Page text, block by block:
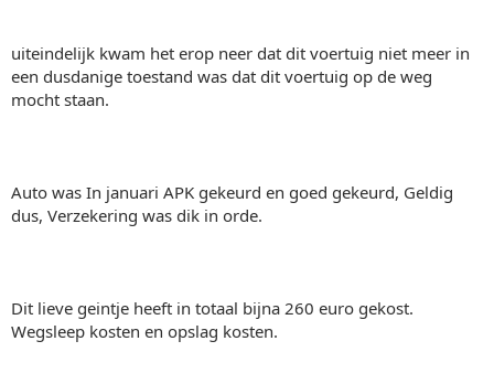
uiteindelijk kwam het erop neer dat dit voertuig niet meer in
een dusdanige toestand was dat dit voertuig op de weg
mocht staan.
Auto was In januari APK gekeurd en goed gekeurd, Geldig
dus, Verzekering was dik in orde.
Dit lieve geintje heeft in totaal bijna 260 euro gekost.
Wegsleep kosten en opslag kosten.